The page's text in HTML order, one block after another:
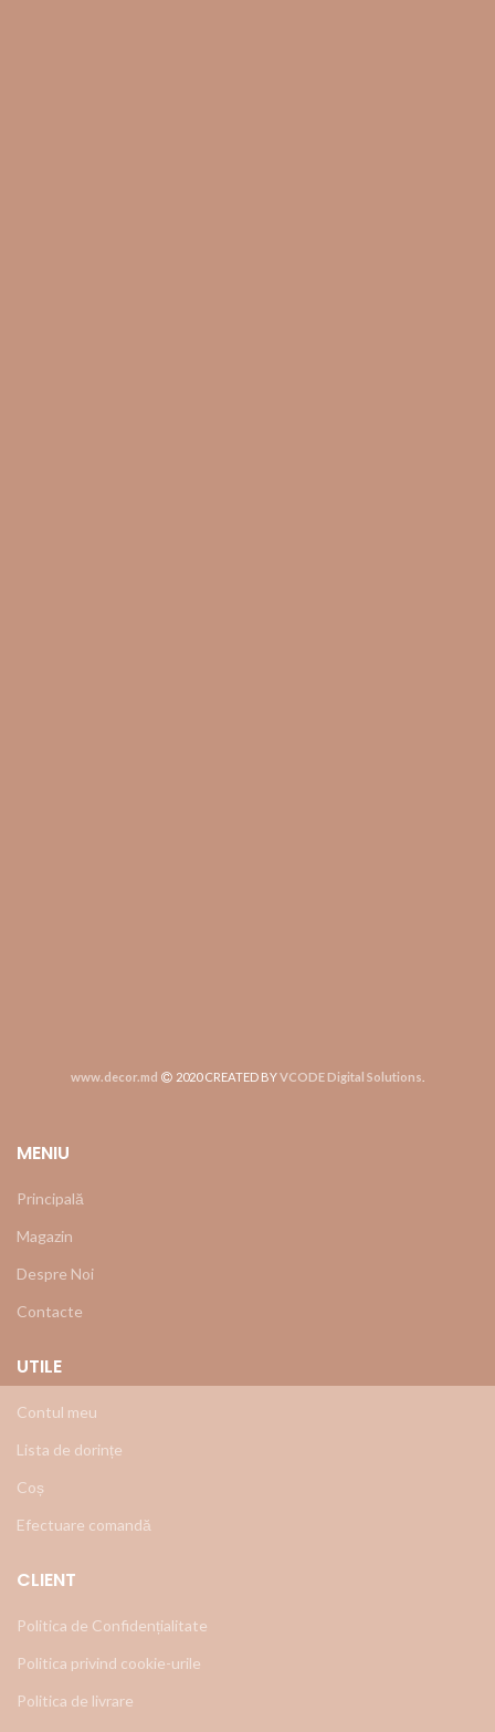
www.decor.md 2020 CREATED BYVCODE Digital Solutions
MENIU
Principală
Magazin
Despre Noi
Contacte
UTILE
Contul meu
Lista de dorințe
Coș
Efectuare comandă
CLIENT
Politica de Confidențialitate
Politica privind cookie-urile
Politica de livrare